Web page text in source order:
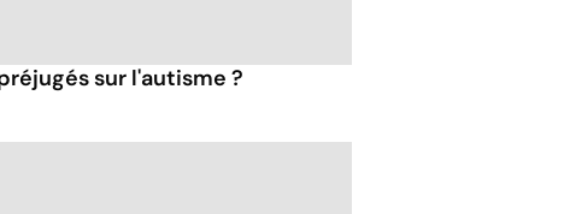
sur l'autisme ?